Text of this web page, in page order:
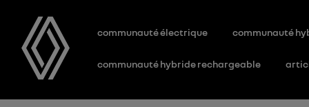
communauté électrique communauté
communauté hybride rechargeable